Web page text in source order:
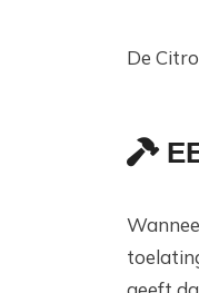
De